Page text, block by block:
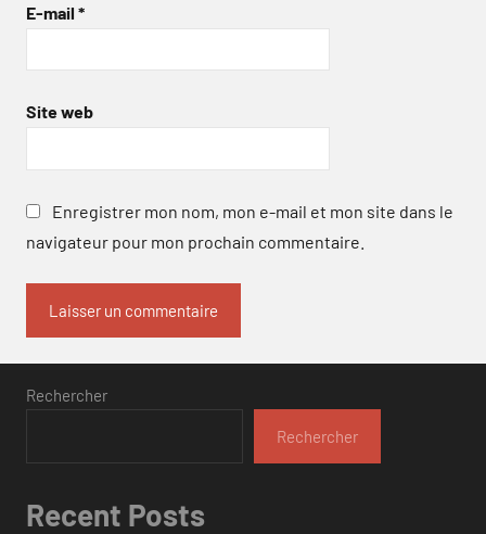
E-mail *
Site web
Enregistrer mon nom, mon e-mail et mon site dans le
navigateur pour mon prochain commentaire.
Rechercher
Rechercher
Recent Posts